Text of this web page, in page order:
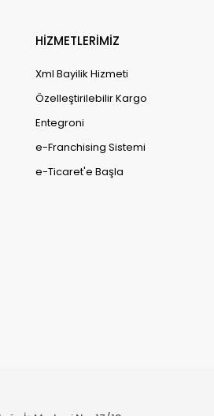
HİZMETLERİMİZ
Xml Bayilik Hizmeti
Özelleştirilebilir Kargo
Entegroni
e-Franchising Sistemi
e-Ticaret'e Başla